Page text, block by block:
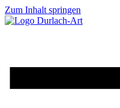
Zum Inhalt springen